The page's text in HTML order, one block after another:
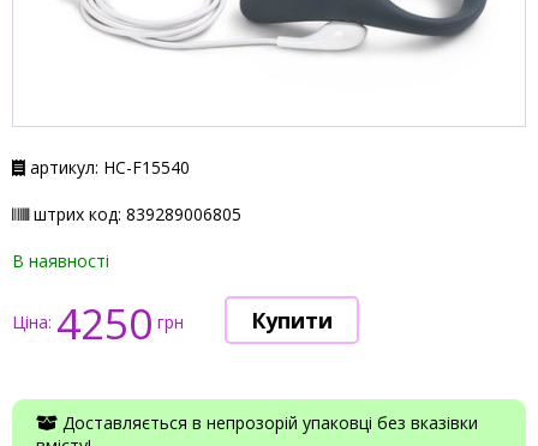
артикул: НС-F15540
штрих код: 839289006805
В наявності
Ціна: 4250 грн
Доставляється в непрозорій упаковці без вказівки